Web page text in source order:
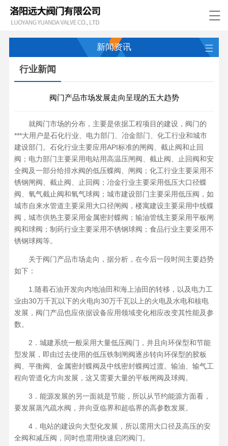
新闻资讯
行业新闻
阀门产品市场发展走向呈现的五大趋势
就阀门市场的分布，主要是依据工程项目的建设，阀门的
***大用户是石化行业、电力部门、冶金部门、化工行业和城市
建设部门。石化行业主要应用API标准的闸阀、截止阀和止回
阀；电力部门主要采用电站用高温压闸阀、截止阀、止回阀和安
全阀及一部分给排水阀的低压蝶阀、闸阀；化工行业主要采用不
锈钢闸阀、截止阀、止回阀；冶金行业主要采用低压大口径蝶
阀、氧气截止阀和氧气球阀；城市建设部门主要采用低压阀，如
城市自来水管道主要采用大口径闸阀，楼寓建设主要采用中线蝶
阀，城市供热主要采用金属密封蝶阀；输油管线主要采用平板闸
阀和球阀；制药行业主要采用不锈钢球阀；食品行业主要采用不
锈钢球阀等。
关于阀门产品市场走向，据分析，在今后一段时间主要趋势
如下：
1.随着石油开发向内地油田和海上油田的转移，以及电力工
业由30万千瓦以下的火电向30万千瓦以上的火电及水电和核电
发展，阀门产品也应依据设备应用领域变化相应改变其性能及参
数。
2．城建系统一般采用大量低压阀门，并且向环保型和节能
型发展，即由过去使用的低压铁制闸阀逐步转向环保型的胶板
阀、平衡阀、金属密封蝶阀及中线密封蝶阀过渡。输油、输气工
程向管道化方向发展，这又需要大量的平板闸阀及球阀。
3．能源发展的另一面就是节能，所以从节约能源方面看，
要发展蒸汽疏水阀，并向亚临界和超临界的高参数发展。
4．电站的建设向大型化发展，所以需用大口径及高压的安
全阀和减压阀，同时也需用快速启闭阀门。